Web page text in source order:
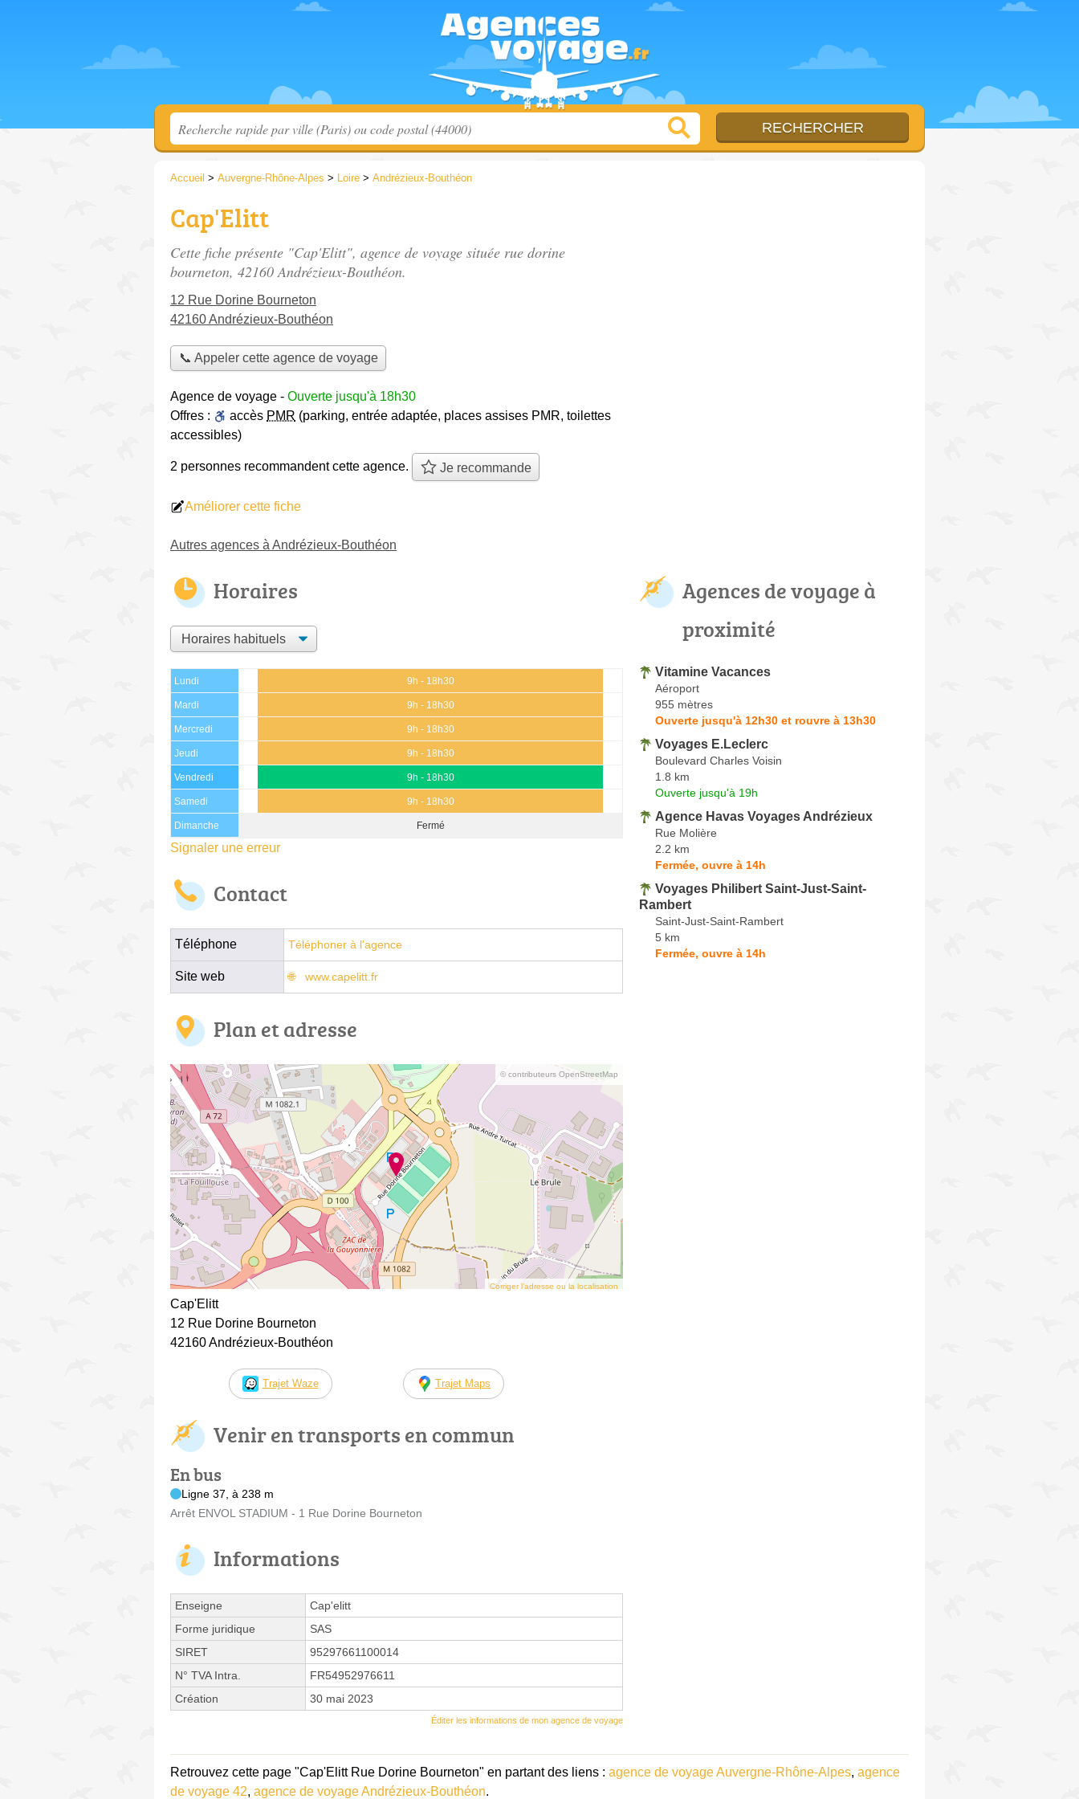
Accueil > Auvergne-Rhône-Alpes > Loire > Andrézieux-Bouthéon
Cap'Elitt
Cette fiche présente "Cap'Elitt", agence de voyage située rue dorine
bourneton, 42160 Andrézieux-Bouthéon.
12 Rue Dorine Bourneton
42160 Andrézieux-Bouthéon
📞 Appeler cette agence de voyage
Agence de voyage - Ouverte jusqu'à 18h30
Offres :
accès PMR (parking, entrée adaptée, places assises PMR, toilettes
accessibles)
2 personnes recommandentcette agence. Je recommande
Améliorer cette fiche
Autres agences à Andrézieux-Bouthéon
Horaires
Lundi 9h - 18h30
Mardi 9h - 18h30
Mercredi 9h - 18h30
Jeudi 9h - 18h30
Vendredi 9h - 18h30
Samedi 9h - 18h30
Dimanche Fermé
Signaler une erreur
Contact
Téléphone Téléphoner à l'agence
Site web www.capelitt.fr
Plan et adresse
© contributeurs OpenStreetMap
Corriger l’adresse ou la localisation
Cap'Elitt
12 Rue Dorine Bourneton
42160 Andrézieux-Bouthéon
Trajet Waze Trajet Maps
Venir en transports en commun
En bus
Ligne 37, à 238 m
Arrêt ENVOL STADIUM - 1 Rue Dorine Bourneton
Informations
Enseigne
Cap'elitt
Forme juridique
SAS
SIRET
95297661100014
N° TVA Intra.
FR54952976611
Création
30 mai 2023
Éditer les informations de mon agence de voyage
Agences de voyage à
proximité
Vitamine Vacances
Aéroport
955 mètres
Ouverte jusqu'à 12h30 et rouvre à 13h30
Voyages E.Leclerc
Boulevard Charles Voisin
1.8 km
Ouverte jusqu'à 19h
Agence Havas Voyages Andrézieux
Rue Molière
2.2 km
Fermée, ouvre à 14h
Voyages Philibert Saint-Just-Saint-
Rambert
Saint-Just-Saint-Rambert
5 km
Fermée, ouvre à 14h
Retrouvez cette page "Cap'Elitt Rue Dorine Bourneton" en partant des liens : agence de voyage Auvergne-Rhône-Alpes, agence
de voyage 42, agence de voyage Andrézieux-Bouthéon.